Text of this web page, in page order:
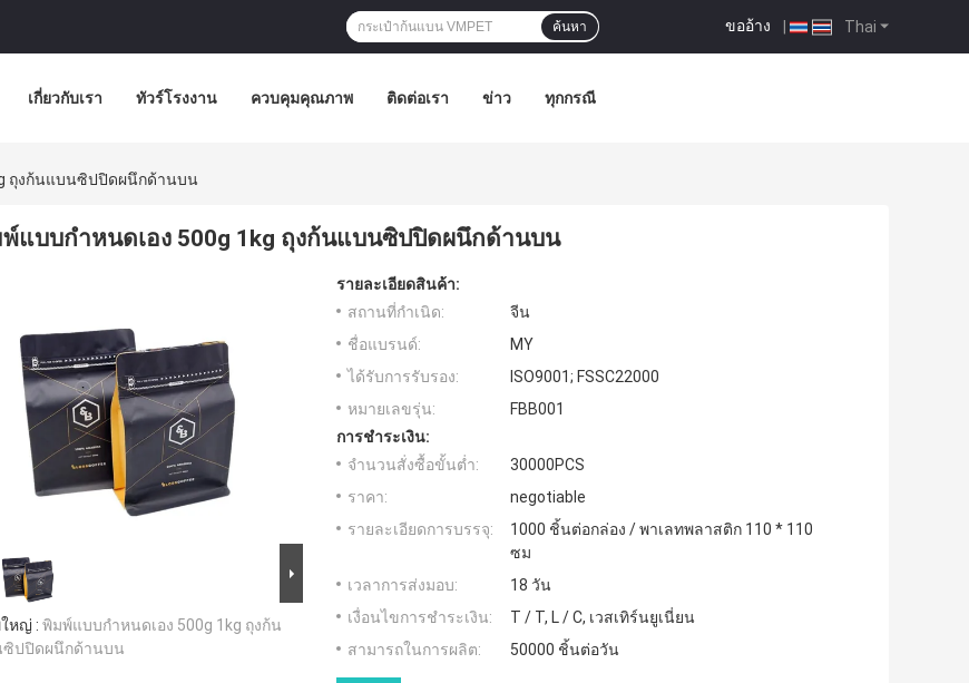
Thai
ขออ้าง |
ค้นหา
เกี่ยวกับเรา ทัวร์โรงงาน ควบคุมคุณภาพ ติดต่อเรา ข่าว ทุกกรณี
ถุงก้นแบนซิปปิดผนึกด้านบน
แบบกำหนดเอง 500g 1kg ถุงก้นแบนซิปปิดผนึกด้านบน
หญ่ : พิมพ์แบบกำหนดเอง 500g 1kg ถุงก้น
ซิปปิดผนึกด้านบน
รายละเอียดสินค้า:
สถานที่กำเนิด:
จีน
ชื่อแบรนด์:
MY
ได้รับการรับรอง:
ISO9001; FSSC22000
หมายเลขรุ่น:
FBB001
การชำระเงิน:
จำนวนสั่งซื้อขั้นต่ำ:
30000PCS
ราคา:
negotiable
รายละเอียดการบรรจุ:
1000 ชิ้นต่อกล่อง / พาเลทพลาสติก 110 * 110
ซม
เวลาการส่งมอบ:
18 วัน
เงื่อนไขการชำระเงิน:
T / T, L / C, เวสเทิร์นยูเนี่ยน
สามารถในการผลิต:
50000 ชิ้นต่อวัน